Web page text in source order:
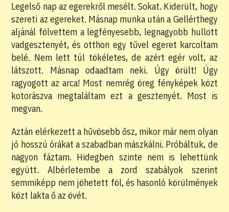
Legelső nap az egerekről mesélt. Sokat. Kiderült, hogy
szereti az egereket. Másnap munka után a Gellérthegy
aljánál fölvettem a legfényesebb, legnagyobb hullott
vadgesztenyét, és otthon egy tűvel egeret karcoltam
belé. Nem lett túl tökéletes, de azért egér volt, az
látszott. Másnap odaadtam neki. Úgy örült! Úgy
ragyogott az arca! Most nemrég öreg fényképek közt
kotorászva megtaláltam ezt a gesztenyét. Most is
megvan.
Aztán elérkezett a hűvösebb ősz, mikor már nem olyan
jó hosszú órákat a szabadban mászkálni. Próbáltuk, de
nagyon fáztam. Hidegben szinte nem is lehettünk
együtt. Albérletembe a zord szabályok szerint
semmiképp nem jöhetett föl, és hasonló körülmények
közt lakta ő az övét.